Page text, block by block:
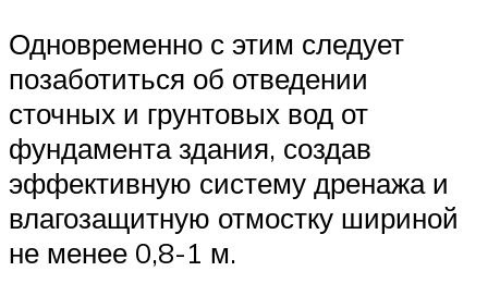
Одновременно с этим следует
позаботиться об отведении
сточных и грунтовых вод от
фундамента здания, создав
эффективную систему дренажа и
влагозащитную отмостку шириной
не менее 0,8-1 м.